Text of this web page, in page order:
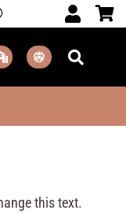
this text.